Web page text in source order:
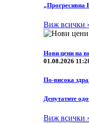
„Прогресивна
Виж всички
Нови цени на
01.08.2026
По-висока
Депутатите
Виж всички